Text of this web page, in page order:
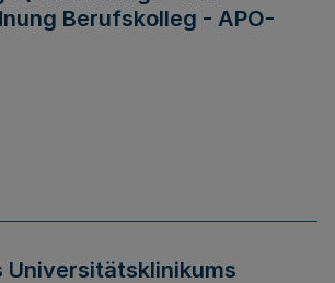
Berufskolleg - APO-
Universitätsklinikums